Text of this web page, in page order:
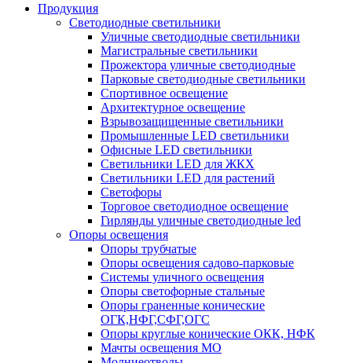
Продукция
Светодиодные светильники
Уличные светодиодные светильники
Магистральные светильники
Прожектора уличные светодиодные
Парковые светодиодные светильники
Спортивное освещение
Архитектурное освещение
Взрывозащищенные светильники
Промышленные LED светильники
Офисные LED светильники
Cветильники LED для ЖКХ
Светильники LED для растений
Светофоры
Торговое светодиодное освещение
Гирлянды уличные светодиодные led
Опоры освещения
Опоры трубчатые
Опоры освещения садово-парковые
Системы уличного освещения
Опоры светофорные стальные
Опоры граненные конические
ОГК,НФГ,СФГ,ОГС
Опоры круглые конические ОКК, НФК
Мачты освещения МО